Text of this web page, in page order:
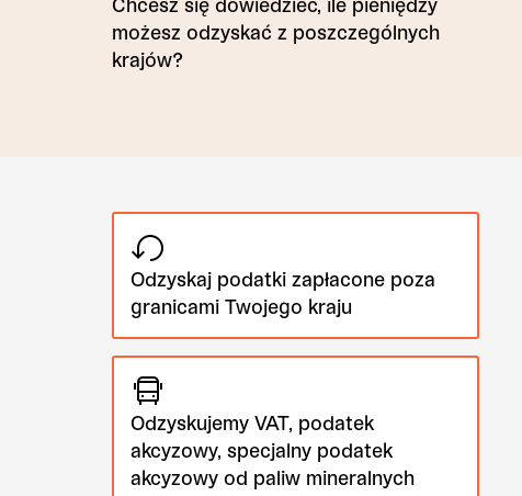
możesz odzyskać z poszczególnych
krajów?
Odzyskaj podatki zapłacone poza
granicami Twojego kraju
Odzyskujemy VAT, podatek
akcyzowy, specjalny podatek
akcyzowy od paliw mineralnych